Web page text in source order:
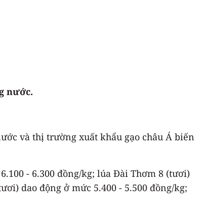
nước.
và thị trường xuất khẩu gạo châu Á biến
- 6.300 đồng/kg; lúa Đài Thơm 8 (tươi)
dao động ở mức 5.400 - 5.500 đồng/kg;